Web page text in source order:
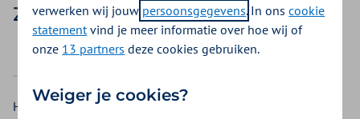
Zilveren Kruis vergoeding 2026
2025 2026
Heeft u te maken met een verslaving? De online training
verwerken wij jouw persoonsgegevens. In onscookie
statementvind je meer informatie over hoe wij of
onze 13 partners deze cookies gebruiken.
Weiger je cookies?